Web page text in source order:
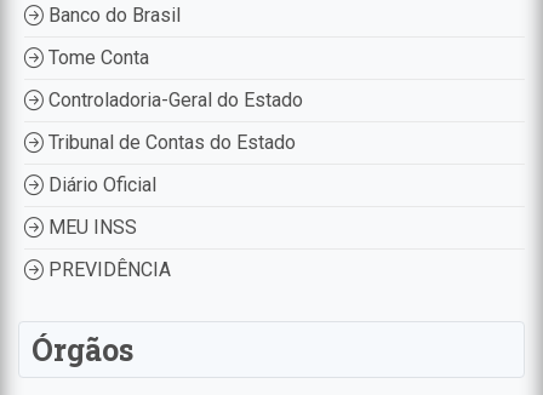
Banco do Brasil
Tome Conta
Controladoria-Geral do Estado
Tribunal de Contas do Estado
Diário Oficial
MEU INSS
PREVIDÊNCIA
Órgãos